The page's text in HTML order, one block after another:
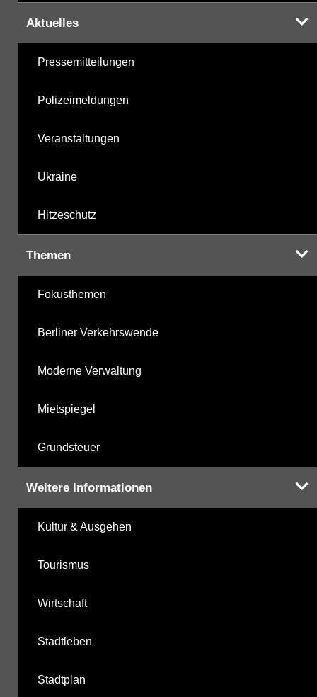
Aktuelles
Pressemitteilungen
Polizeimeldungen
Veranstaltungen
Ukraine
Hitzeschutz
Themen
Fokusthemen
Berliner Verkehrswende
Moderne Verwaltung
Mietspiegel
Grundsteuer
Weitere Informationen
Kultur & Ausgehen
Tourismus
Wirtschaft
Stadtleben
Stadtplan